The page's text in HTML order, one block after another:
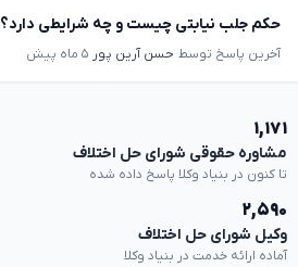
حکم جلب نیابتی چیست و چه شرایطی دارد؟
آخرین پاسخ توسط حسن آرین پور ۵ ماه پیش
۱,۱۷۱
مشاوره حقوقی شورای حل اختلاف
تا کنون در بنیاد وکلا پاسخ داده شده
۲,۵۹۰
وکیل شورای حل اختلاف
آماده ارائه خدمت در بنیاد وکلا